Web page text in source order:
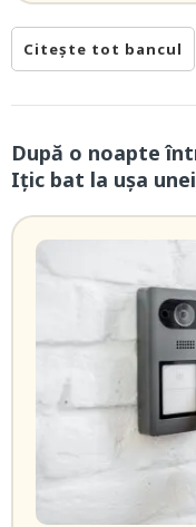
Citește tot bancul
După o noapte
Ițic bat la ușa